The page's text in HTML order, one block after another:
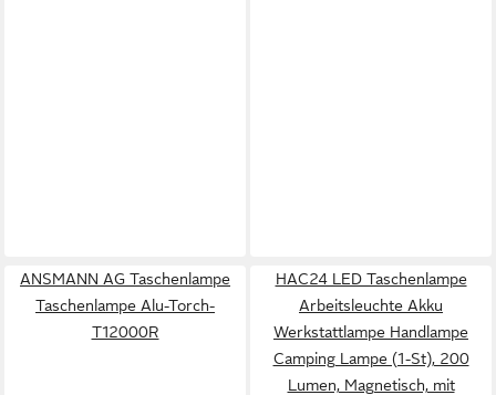
ANSMANN AG Taschenlampe
Taschenlampe Alu-Torch-
T12000R
HAC24 LED Taschenlampe
Arbeitsleuchte Akku
Werkstattlampe Handlampe
Camping Lampe (1-St), 200
Lumen, Magnetisch, mit